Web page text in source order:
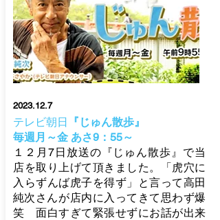
2023.12.7
テレビ朝日 『じゅん散歩』
毎週月～金 あさ9：55～
１２月7日放送の『じゅん散歩』で当
店を取り上げて頂きました。「虎穴に
入らずんば虎子を得ず」と言って高田
純次さんが​店内に入ってきて思わず爆
笑 面白すぎて緊張せずにお話が出来